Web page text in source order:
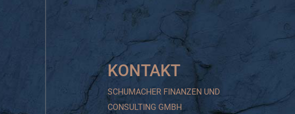
KONTAKT
SCHUMACHER FINANZEN UND
CONSULTING GMBH